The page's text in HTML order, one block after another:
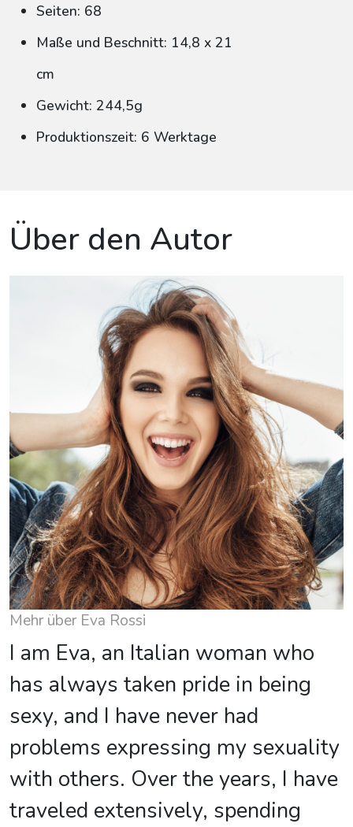
Seiten: 68
Maße und Beschnitt: 14,8 x 21
cm
Gewicht: 244,5g
Produktionszeit: 6 Werktage
Über den Autor
Mehr über Eva Rossi
I am Eva, an Italian woman who
has always taken pride in being
sexy, and I have never had
problems expressing my sexuality
with others. Over the years, I have
traveled extensively, spending